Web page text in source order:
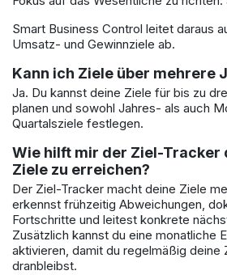
Smart Business Control leitet daraus
Umsatz- und Gewinnziele ab.
Kann ich Ziele über mehrere
Ja. Du kannst deine Ziele für bis zu
planen und sowohl Jahres- als auch
Quartalsziele festlegen.
Wie hilft mir der Ziel-Tracker
Ziele zu erreichen?
Der Ziel-Tracker macht deine Ziele
erkennst frühzeitig Abweichungen,
Fortschritte und leitest konkrete
Zusätzlich kannst du eine monatliche
aktivieren, damit du regelmäßig deine
dranbleibst.